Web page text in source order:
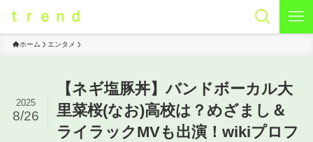
ｔｒｅｎｄ
ホーム エンタメ
【ネギ塩豚丼】バンドボーカル大
里菜桜(なお)高校は？めざまし＆
ライラックMVも出演！wikiプロフ
2025
8/26